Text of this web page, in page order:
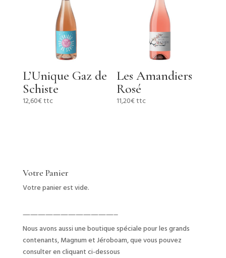
L’Unique Gaz de
Schiste
12,60€ttc
Les Amandiers
Rosé
11,20€ttc
Votre Panier
Votre panier est vide.
————————————–
Nous avons aussi une boutique spéciale pour les grands
contenants, Magnum et Jéroboam, que vous pouvez
consulter en cliquant ci-dessous